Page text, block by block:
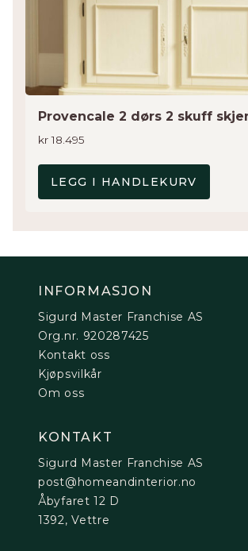
Provencale 2 dørs 2 skuff
kr18.495
LEGG I HANDLEKURV
INFORMASJON
Sigurd Master Franchise AS
Org.nr. 920287425
Kontakt oss
Kjøpsvilkår
Om oss
KONTAKT
Sigurd Master Franchise AS
post@homeandinterior.no
Åbyfaret 12 D
1392, Vettre